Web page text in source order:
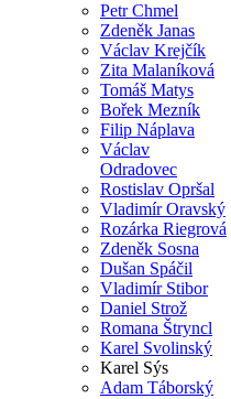
Petr Chmel
Zdeněk Janas
Václav Krejčík
Zita Malaníková
Tomáš Matys
Bořek Mezník
Filip Náplava
Václav
Odradovec
Rostislav Opršal
Vladimír Oravský
Rozárka Riegrová
Zdeněk Sosna
Dušan Spáčil
Vladimír Stibor
Daniel Strož
Romana Štryncl
Karel Svolinský
Karel Sýs
Adam Táborský